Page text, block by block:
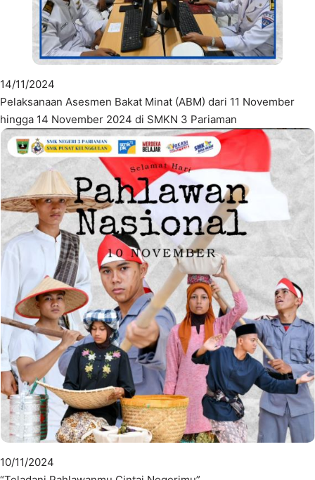
14/11/2024
Pelaksanaan Asesmen Bakat Minat (ABM) dari 11 November
hingga 14 November 2024 di SMKN 3 Pariaman
10/11/2024